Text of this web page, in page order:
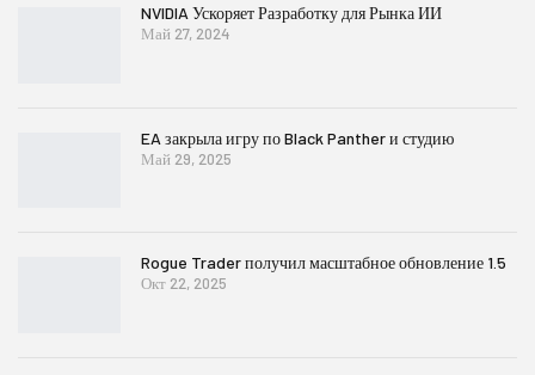
NVIDIA Ускоряет Разработку для Рынка ИИ
Май 27, 2024
EA закрыла игру по Black Panther и студию
Май 29, 2025
Rogue Trader получил масштабное обновление 1.5
Окт 22, 2025